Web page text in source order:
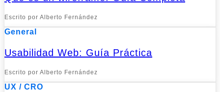
Escrito por Alberto Fernández
General
Usabilidad Web: Guía Práctica
Escrito por Alberto Fernández
UX / CRO